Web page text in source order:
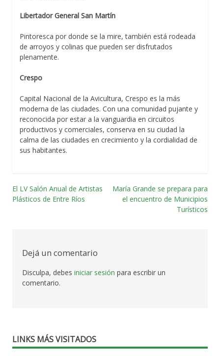
Libertador General San Martín
Pintoresca por donde se la mire, también está rodeada
de arroyos y colinas que pueden ser disfrutados
plenamente.
Crespo
Capital Nacional de la Avicultura, Crespo es la más
moderna de las ciudades. Con una comunidad pujante y
reconocida por estar a la vanguardia en circuitos
productivos y comerciales, conserva en su ciudad la
calma de las ciudades en crecimiento y la cordialidad de
sus habitantes.
Navegación
El LV Salón Anual de Artistas
Plásticos de Entre Ríos
María Grande se prepara para
el encuentro de Municipios
Turísticos
Dejá un comentario
Disculpa, debes iniciar sesión para escribir un
comentario.
LINKS MÁS VISITADOS